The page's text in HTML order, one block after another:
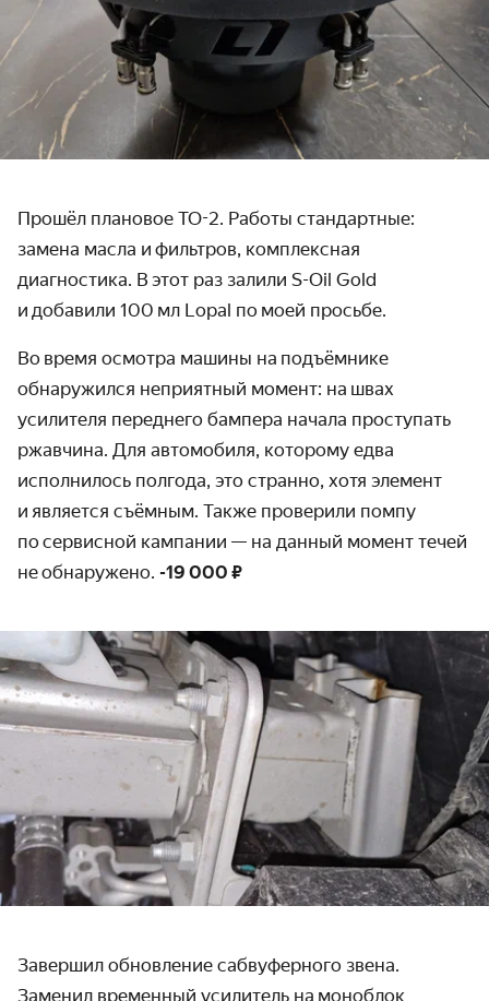
Прошёл плановое ТО-2. Работы стандартные:
замена масла и фильтров, комплексная
диагностика. В этот раз залили S-Oil Gold
и добавили 100 мл Lopal по моей просьбе.
Во время осмотра машины на подъёмнике
обнаружился неприятный момент: на швах
усилителя переднего бампера начала проступать
ржавчина. Для автомобиля, которому едва
исполнилось полгода, это странно, хотя элемент
и является съёмным. Также проверили помпу
по сервисной кампании — на данный момент течей
не обнаружено. -19 000 ₽
Завершил обновление сабвуферного звена.
Заменил временный усилитель на моноблок